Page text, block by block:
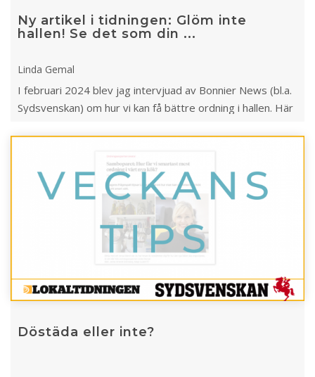
Ny artikel i tidningen: Glöm inte
hallen! Se det som din ...
Linda Gemal
I februari 2024 blev jag intervjuad av Bonnier News (bl.a.
Sydsvenskan) om hur vi kan få bättre ordning i hallen. Här
Döstäda eller inte?